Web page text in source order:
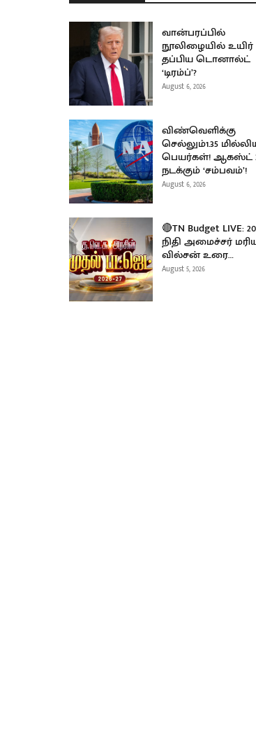
வான்பரப்பில்
நூலிழையில் உயிர்
தப்பிய டொனால்ட்
‘டிரம்ப்’?
August 6, 2026
விண்வெளிக்கு
செல்லும்1.35
பெயர்கள்! ஆகஸ்ட்
நடக்கும் ‘சம்பவம்’!
August 6, 2026
🔴TN Budget LIVE:
நிதி அமைச்சர்
வில்சன் உரை…
August 5, 2026